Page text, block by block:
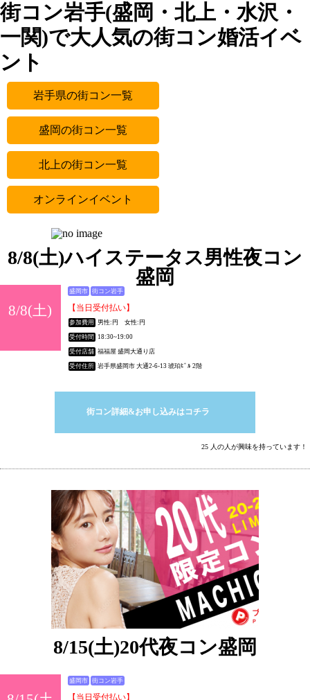
街コン岩手(盛岡・北上・水沢・
一関)で大人気の街コン婚活イベ
ント
岩手県の街コン一覧
盛岡の街コン一覧
北上の街コン一覧
オンラインイベント
8/8(土)ハイステータス男性夜コン
盛岡
8/8(土)
盛岡市 街コン岩手
【当日受付払い】
参加費用 男性:円 女性:円
受付時間 18:30~19:00
受付店舗 福福屋 盛岡大通り店
受付住所 岩手県盛岡市 大通2-6-13 琥珀ﾋﾞﾙ 2階
街コン詳細&お申し込みはコチラ
25 人の人が興味を持っています！
8/15(土)20代夜コン盛岡
盛岡市 街コン岩手
【当日受付払い】